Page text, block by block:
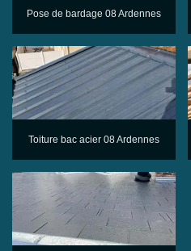
Pose de bardage 08 Ardennes
Toiture bac acier 08 Ardennes